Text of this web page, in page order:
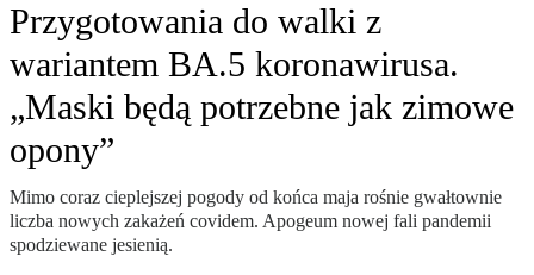
Przygotowania do walki z
wariantem BA.5 koronawirusa.
„Maski będą potrzebne jak zimowe
opony”
Mimo coraz cieplejszej pogody od końca maja rośnie gwałtownie
liczba nowych zakażeń covidem. Apogeum nowej fali pandemii
spodziewane jesienią.